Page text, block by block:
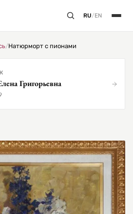
RU/EN
/Натюрморт с пионами
Григорьевна